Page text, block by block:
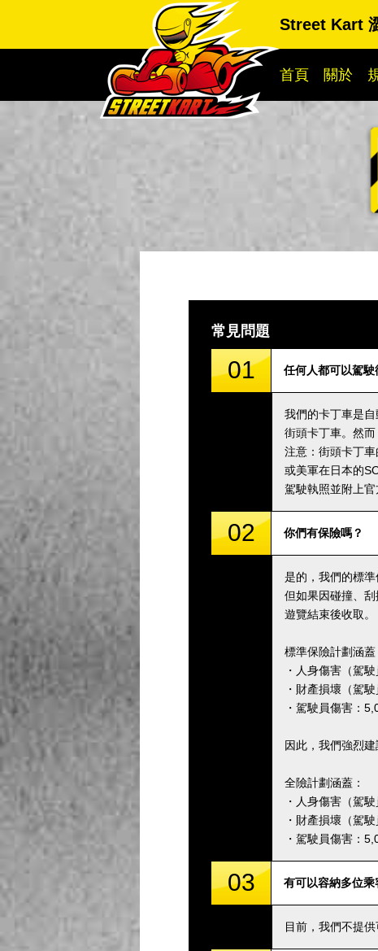
Street Kart
首頁 關於
常見問題
01 任何人都可以駕駛
我們的卡丁車是
街頭卡丁車。然而
注意：街頭卡丁
或美軍在日本的
駕駛執照並附上
02 你們有保險嗎？
是的，我們的標
但如果因碰撞、
遊覽結束後收取。
標準保險計劃涵蓋
・人身傷害（駕
・財產損壞（駕
・駕駛員傷害：
因此，我們強烈
全險計劃涵蓋：
・人身傷害（駕
・財產損壞（駕
・駕駛員傷害：
03 有可以容納多位乘
目前，我們不提